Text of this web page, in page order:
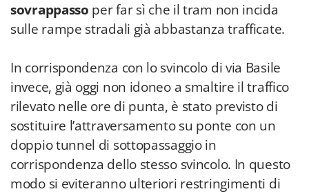
sovrappasso per far sì che il tram non incida
sulle rampe stradali già abbastanza trafficate.
In corrispondenza con lo svincolo di via Basile
invece, già oggi non idoneo a smaltire il traffico
rilevato nelle ore di punta, è stato previsto di
sostituire l’attraversamento su ponte con un
doppio tunnel di sottopassaggio in
corrispondenza dello stesso svincolo. In questo
modo si eviteranno ulteriori restringimenti di